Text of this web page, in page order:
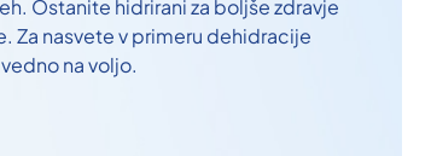
Ostanite hidrirani za boljše zdravje
Za nasvete v primeru dehidracije
na voljo.